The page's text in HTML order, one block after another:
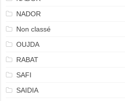
NADOR
Non classé
OUJDA
RABAT
SAFI
SAIDIA